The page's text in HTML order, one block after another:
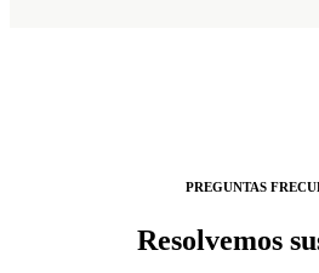
PREGUNTAS
Resolvemos